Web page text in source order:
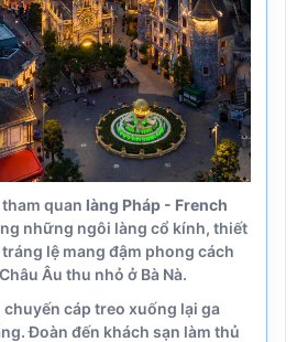
quan làng Pháp - French
những ngôi làng cổ kính, thiết
lệ mang đậm phong cách
Âu thu nhỏ ở Bà Nà.
cáp treo xuống lại ga
Đoàn đến khách sạn làm thủ